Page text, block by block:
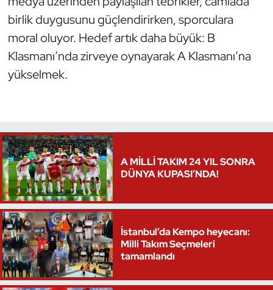
birlik duygusunu güçlendirirken, sporculara
moral oluyor. Hedef artık daha büyük: B
Klasmanı’nda zirveye oynayarak A Klasmanı’na
yükselmek.
A MİLLİ TAKIM 24 YIL SONRA
DÜNYA KUPASI’NDA!
İstanbul’da Kempo heyecanı:
Milli Takım Seçmeleri
tamamlandı
Oryantiring
Özel Sporcular
Paralimpik
Satranç
Su Topu
Sualtı Sporları
Tekvando
Tenis